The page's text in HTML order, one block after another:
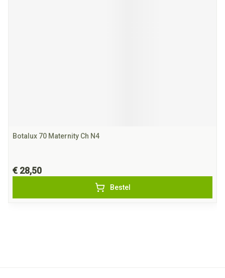
Botalux 70 Maternity Ch N4
€ 28,50
Bestel